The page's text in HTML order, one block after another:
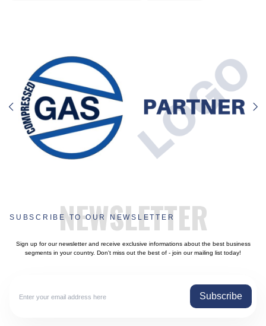
NEWSLETTER
SUBSCRIBE TO OUR NEWSLETTER
Sign up for our newsletter and receive exclusive informations about the best business
segments in your country. Don't miss out the best of - join our mailing list today!
Subscribe